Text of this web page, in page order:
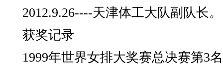
2012.9.26----天津体工大队副队长。
获奖记录
1999年世界女排大奖赛总决赛第3